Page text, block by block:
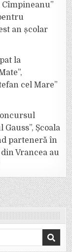
Cîmpineanu”
an școlar
la
cel Mare”
Școala
parteneră în
Vrancea au